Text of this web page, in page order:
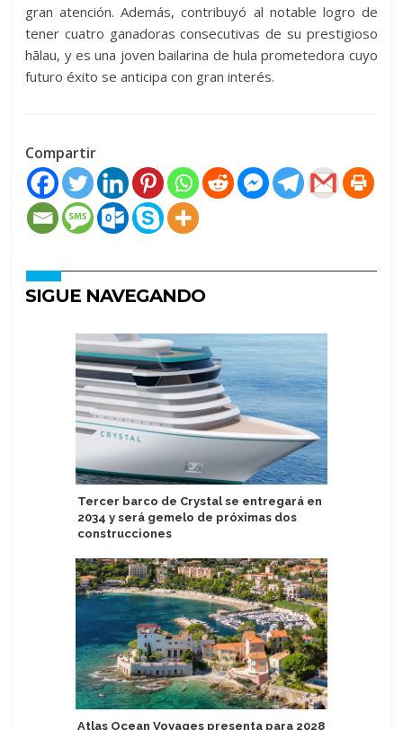
gran atención. Además, contribuyó al notable logro de
tener cuatro ganadoras consecutivas de su prestigioso
hālau, y es una joven bailarina de hula prometedora cuyo
futuro éxito se anticipa con gran interés.
Compartir
SIGUE NAVEGANDO
Tercer barco de Crystal se entregará en
2034 y será gemelo de próximas dos
construcciones
Atlas Ocean Voyages presenta para 2028